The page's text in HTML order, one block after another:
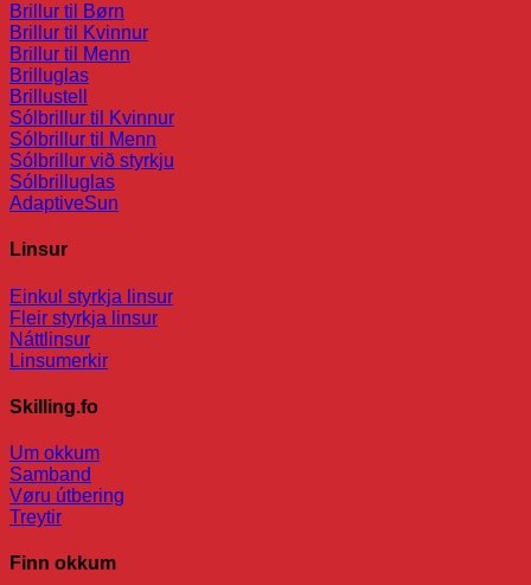
Brillur til Børn
Brillur til Kvinnur
Brillur til Menn
Brilluglas
Brillustell
Sólbrillur til Kvinnur
Sólbrillur til Menn
Sólbrillur við styrkju
Sólbrilluglas
AdaptiveSun
Linsur
Einkul styrkja linsur
Fleir styrkja linsur
Náttlinsur
Linsumerkir
Skilling.fo
Um okkum
Samband
Vøru útbering
Treytir
Finn okkum